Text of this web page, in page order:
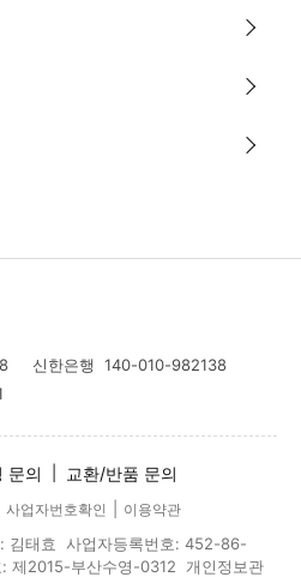
신한은행 140-010-982138
문의 교환/반품 문의
사업자번호확인 이용약관
김태효 사업자등록번호: 452-86-
제2015-부산수영-0312 개인정보관